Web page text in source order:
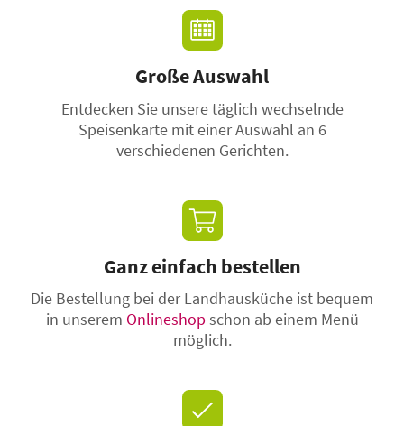
Große Auswahl
Entdecken Sie unsere täglich wechselnde
Speisenkarte mit einer Auswahl an 6
verschiedenen Gerichten.
Ganz einfach bestellen
Die Bestellung bei der Landhausküche ist bequem
in unserem Onlineshopschon ab einem Menü
möglich.